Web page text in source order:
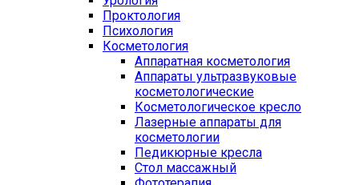
Проктология
Психология
Косметология
Аппаратная косметология
Аппараты ультразвуковые
косметологические
Косметологическое кресло
Лазерные аппараты для
косметологии
Педикюрные кресла
Стол массажный